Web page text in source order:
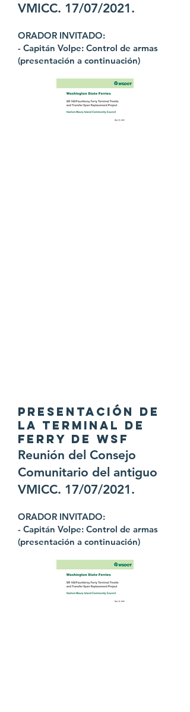
VMICC. 17/07/2021.
ORADOR INVITADO:
- Capitán Volpe: Control de armas
(presentación a continuación)
PRESENTACIÓN DE
LA TERMINAL DE
FERRY DE WSF
Reunión del Consejo
Comunitario del antiguo
VMICC. 17/07/2021.
ORADOR INVITADO:
- Capitán Volpe: Control de armas
(presentación a continuación)